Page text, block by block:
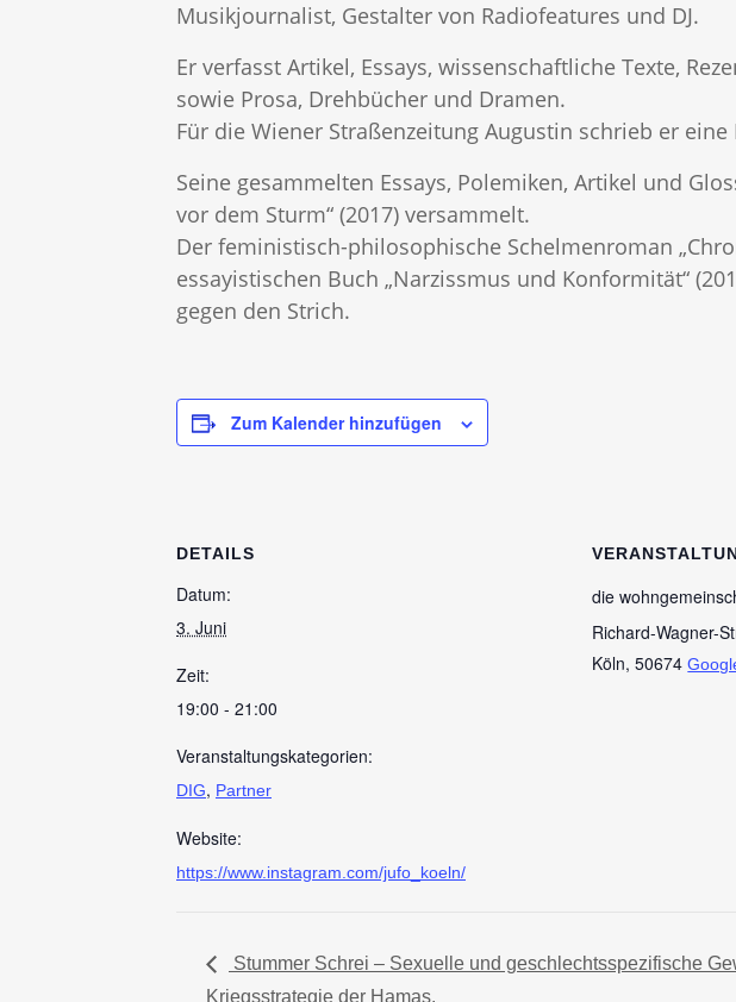
Musikjournalist, Gestalter von Radiofeatures und DJ.
Er verfasst Artikel, Essays, wissenschaftliche Texte,
sowie Prosa, Drehbücher und Dramen.
Für die Wiener Straßenzeitung Augustin schrieb er eine
Seine gesammelten Essays, Polemiken, Artikel und
vor dem Sturm“ (2017) versammelt.
Der feministisch-philosophische Schelmenroman
essayistischen Buch „Narzissmus und Konformität“
gegen den Strich.
Zum Kalender hinzufügen
DETAILS
Datum:
3. Juni
Zeit:
19:00 - 21:00
Veranstaltungskategorien:
DIG, Partner
Website:
https://www.instagram.com/jufo_koeln/
die
Richard-Wagner-
Köln, 50674
Stummer Schrei – Sexuelle und geschlechtsspezifische
Kriegsstrategie der Hamas.